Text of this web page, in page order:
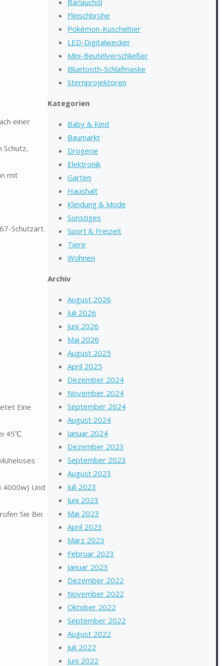
einer
mit
Schutzart.
Eine
45℃
4000w) Und
Sie Bei
Bärlauchöl
Fleischbrühe
Pokémon-Kuscheltier
LED-Digitalwecker
Mini-Beutelverschließer
Bluetooth-Schlafmaske
Sternprojektoren
Kategorien
Baby & Kind
Baumarkt
Drogerie
Elektronik
Garten
Haushalt
Kleidung & Mode
Sonstiges
Sport & Freizeit
Tiere
Wohnen
Archiv
August 2026
Juli 2026
Juni 2026
Mai 2026
August 2025
April 2025
Dezember 2024
November 2024
September 2024
August 2024
Januar 2024
Dezember 2023
September 2023
August 2023
Juli 2023
Juni 2023
Mai 2023
April 2023
März 2023
Februar 2023
Januar 2023
Dezember 2022
November 2022
Oktober 2022
September 2022
August 2022
Juli 2022
Juni 2022